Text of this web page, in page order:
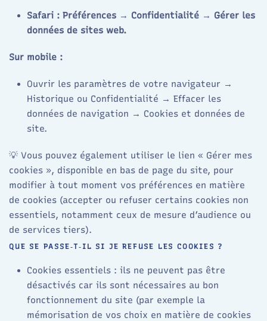
Safari : Préférences → Confidentialité → Gérer les
données de sites web.
Sur mobile :
Ouvrir les paramètres de votre navigateur →
Historique ou Confidentialité → Effacer les
données de navigation → Cookies et données de
site.
💡 Vous pouvez également utiliser le lien « Gérer mes
cookies », disponible en bas de page du site, pour
modifier à tout moment vos préférences en matière
de cookies (accepter ou refuser certains cookies non
essentiels, notamment ceux de mesure d’audience ou
de services tiers).
QUE SE PASSE‑T‑IL SI JE REFUSE LES COOKIES ?
Cookies essentiels : ils ne peuvent pas être
désactivés car ils sont nécessaires au bon
fonctionnement du site (par exemple la
mémorisation de vos choix en matière de cookies